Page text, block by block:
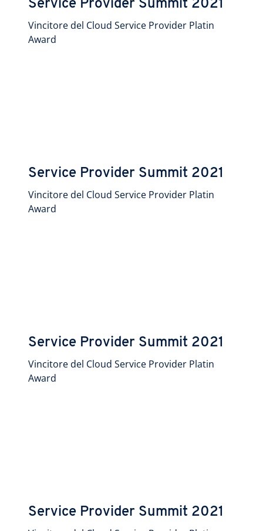
Service Provider Summit 2021
Vincitore del Cloud Service Provider Platin
Award
Service Provider Summit 2021
Vincitore del Cloud Service Provider Platin
Award
Service Provider Summit 2021
Vincitore del Cloud Service Provider Platin
Award
Service Provider Summit 2021